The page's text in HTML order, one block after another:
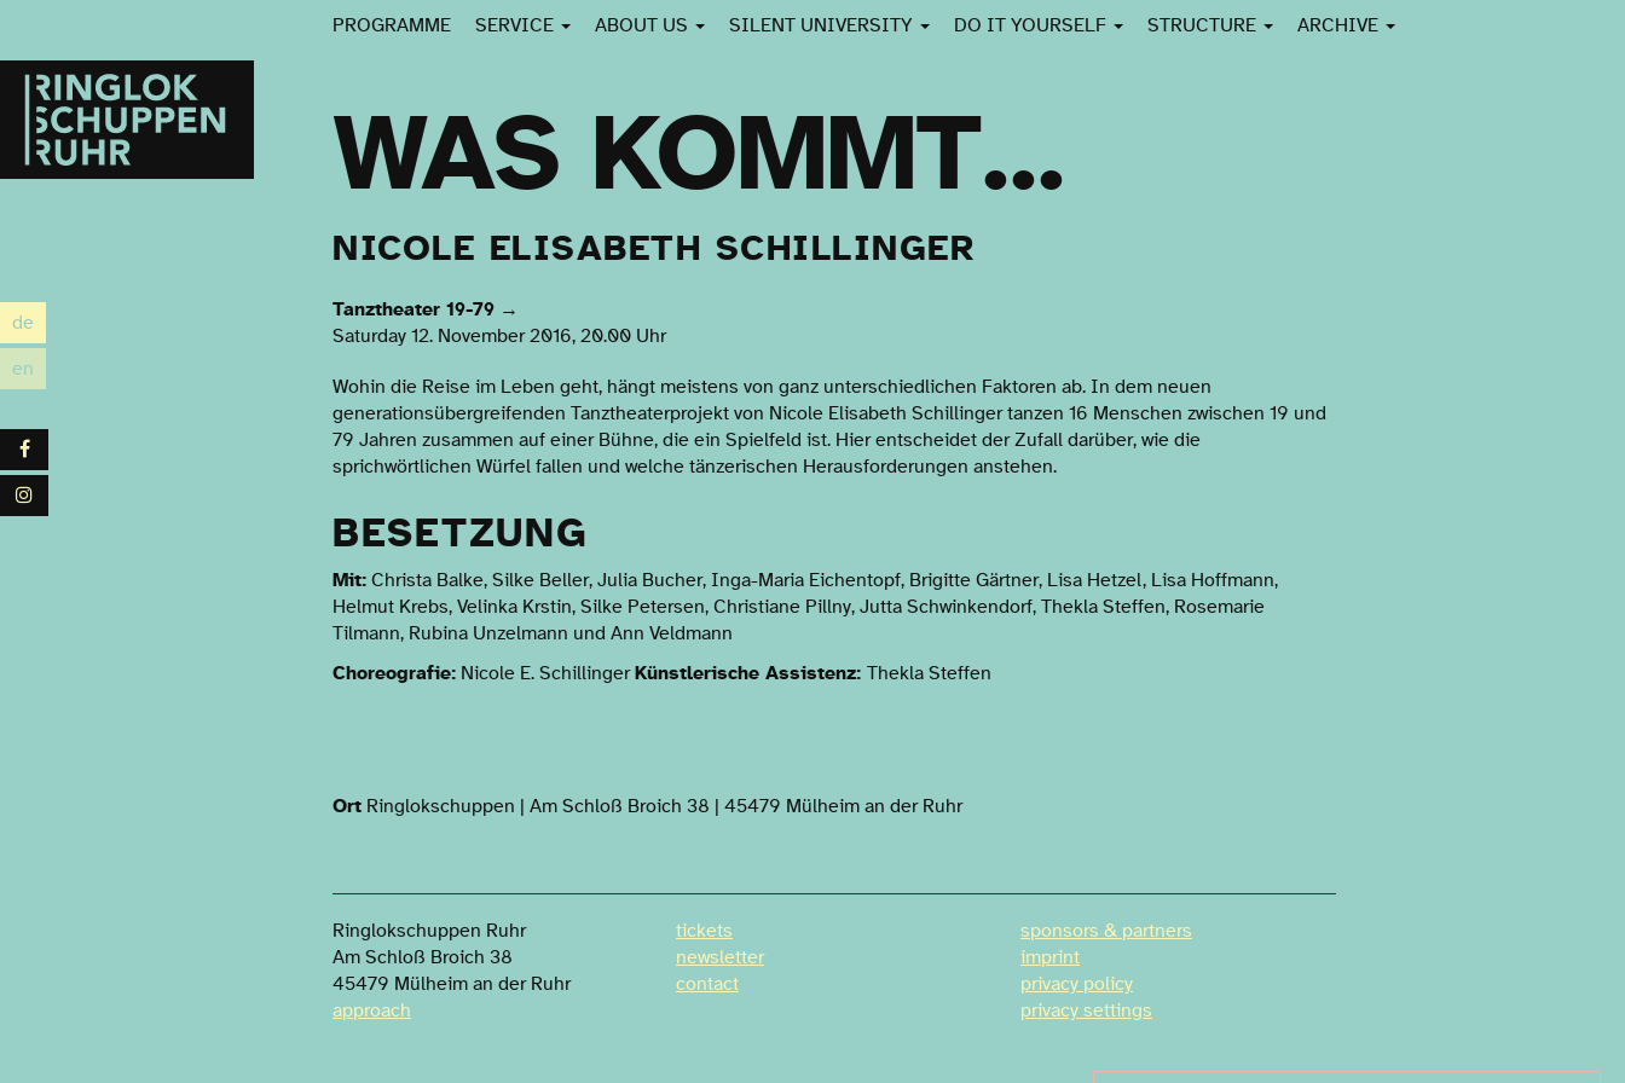
Ringlokschuppen
de
en
PROGRAMME SERVICE ABOUT US SILENT UNIVERSITY DO IT YOURSELF STRUCTURE ARCHIVE
Facebook
Instagram
WAS KOMMT...
NICOLE ELISABETH SCHILLINGER
Tanztheater 19-79 →
Saturday 12. November 2016, 20.00 Uhr
Wohin die Reise im Leben geht, hängt meistens von ganz unterschiedlichen Faktoren ab. In dem neuen
generationsübergreifenden Tanztheaterprojekt von Nicole Elisabeth Schillinger tanzen 16 Menschen zwischen 19 und
79 Jahren zusammen auf einer Bühne, die ein Spielfeld ist. Hier entscheidet der Zufall darüber, wie die
sprichwörtlichen Würfel fallen und welche tänzerischen Herausforderungen anstehen.
BESETZUNG
Mit: Christa Balke, Silke Beller, Julia Bucher, Inga-Maria Eichentopf, Brigitte Gärtner, Lisa Hetzel, Lisa Hoffmann,
Helmut Krebs, Velinka Krstin, Silke Petersen, Christiane Pillny, Jutta Schwinkendorf, Thekla Steffen, Rosemarie
Tilmann, Rubina Unzelmann und Ann Veldmann
Choreografie: Nicole E. Schillinger Künstlerische Assistenz: Thekla Steffen
Ort Ringlokschuppen | Am Schloß Broich 38 | 45479 Mülheim an der Ruhr
Ringlokschuppen Ruhr
Am Schloß Broich 38
45479 Mülheim an der Ruhr
approach
tickets
newsletter
contact
sponsors & partners
imprint
privacy policy
privacy settings